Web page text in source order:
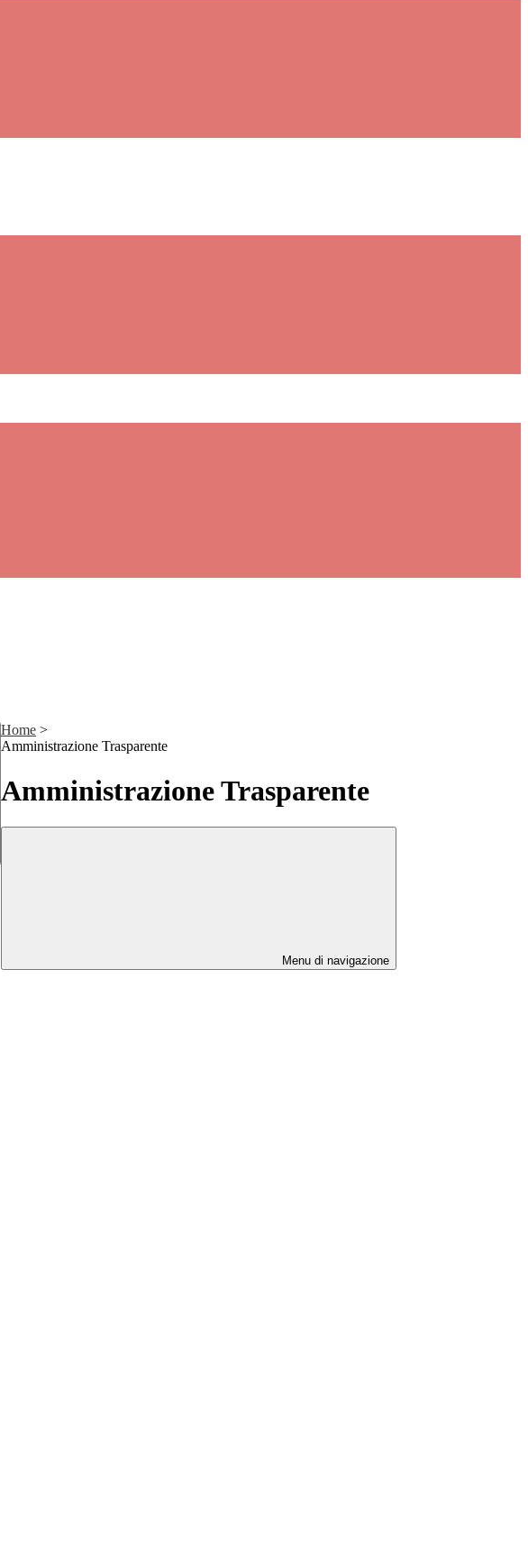
Home >
Amministrazione Trasparente
Amministrazione Trasparente
Menu di navigazione